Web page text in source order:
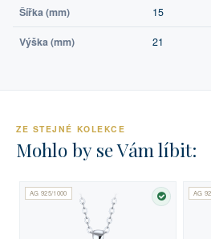
Šířka (mm) 15
Výška (mm) 21
ZE STEJNÉ KOLEKCE
Mohlo by se Vám líbit:
AG 925/1000
SKLADEM
AG